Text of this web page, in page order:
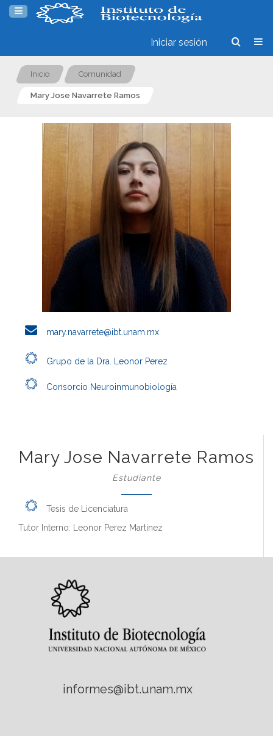
Iniciar sesión
Inicio Comunidad
Mary Jose Navarrete Ramos
mary.navarrete@ibt.unam.mx
Grupo de la Dra. Leonor Perez
Consorcio Neuroinmunobiología
Mary Jose Navarrete Ramos
Estudiante
Tesis de Licenciatura
Tutor Interno: Leonor Perez Martinez
informes@ibt.unam.mx